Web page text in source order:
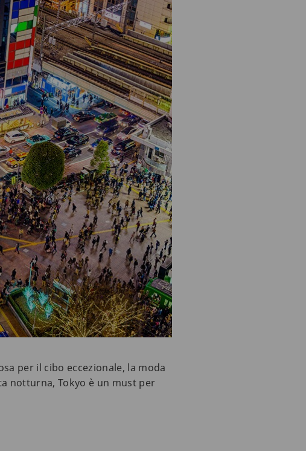
per il cibo eccezionale, la moda
notturna, Tokyo è un must per